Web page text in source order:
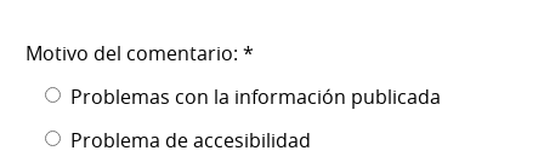
Motivo del comentario: *
Problemas con la información publicada
Problema de accesibilidad